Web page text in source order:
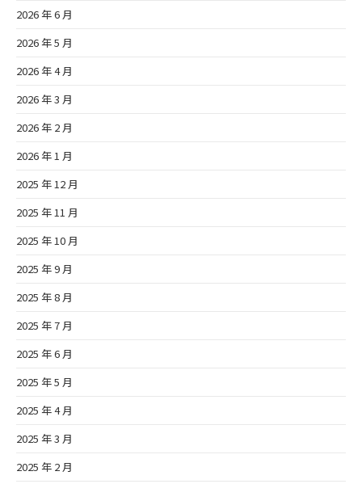
2026 年 6 月
2026 年 5 月
2026 年 4 月
2026 年 3 月
2026 年 2 月
2026 年 1 月
2025 年 12 月
2025 年 11 月
2025 年 10 月
2025 年 9 月
2025 年 8 月
2025 年 7 月
2025 年 6 月
2025 年 5 月
2025 年 4 月
2025 年 3 月
2025 年 2 月